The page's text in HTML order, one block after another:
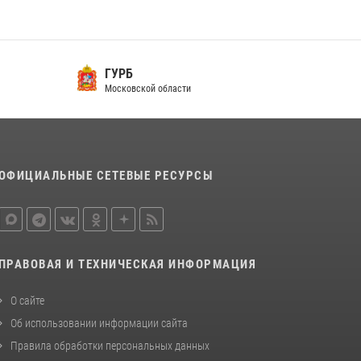
ГУРБ
Московской области
СЕТЕВЫЕ РЕСУРСЫ
ПРАВОВАЯ И ТЕХНИЧЕСКАЯ ИНФОРМАЦИЯ
О сайте
Об использовании информации сайта
Правила обработки персональных данных